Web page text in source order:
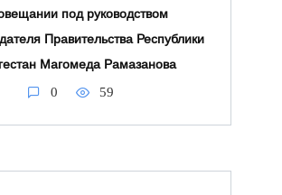
под руководством
Правительства Республики
Магомеда Рамазанова
0 59